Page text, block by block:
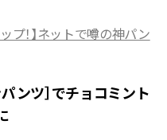
プ！】ネットで噂の神パン
ンツ］でチョコミント